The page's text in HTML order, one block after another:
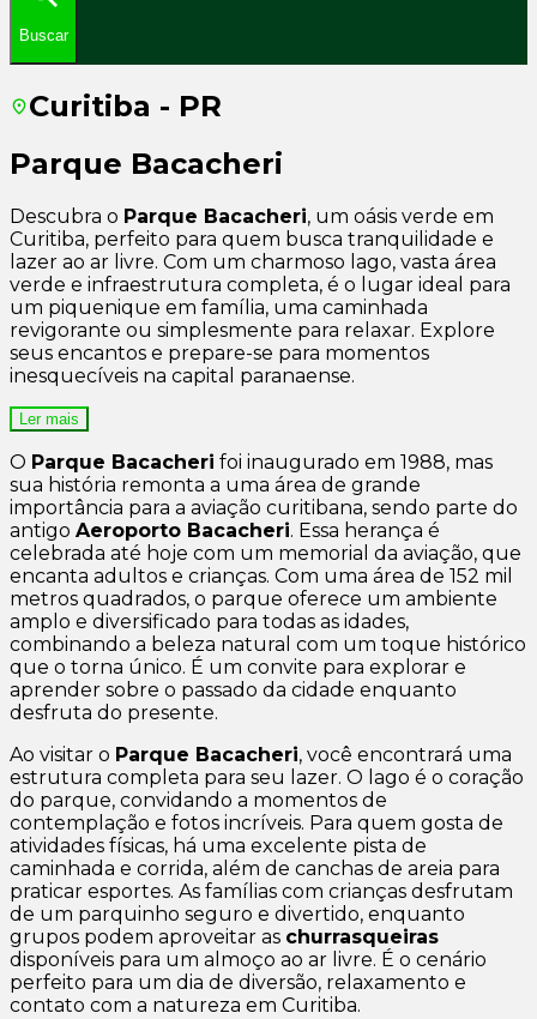
Buscar
Curitiba - PR
Parque Bacacheri
Descubra o Parque Bacacheri, um oásis verde em
Curitiba, perfeito para quem busca tranquilidade e
lazer ao ar livre. Com um charmoso lago, vasta área
verde e infraestrutura completa, é o lugar ideal para
um piquenique em família, uma caminhada
revigorante ou simplesmente para relaxar. Explore
seus encantos e prepare-se para momentos
inesquecíveis na capital paranaense.
Ler mais
O Parque Bacacheri foi inaugurado em 1988, mas
sua história remonta a uma área de grande
importância para a aviação curitibana, sendo parte do
antigo Aeroporto Bacacheri. Essa herança é
celebrada até hoje com um memorial da aviação, que
encanta adultos e crianças. Com uma área de 152 mil
metros quadrados, o parque oferece um ambiente
amplo e diversificado para todas as idades,
combinando a beleza natural com um toque histórico
que o torna único. É um convite para explorar e
aprender sobre o passado da cidade enquanto
desfruta do presente.
Ao visitar o Parque Bacacheri, você encontrará uma
estrutura completa para seu lazer. O lago é o coração
do parque, convidando a momentos de
contemplação e fotos incríveis. Para quem gosta de
atividades físicas, há uma excelente pista de
caminhada e corrida, além de canchas de areia para
praticar esportes. As famílias com crianças desfrutam
de um parquinho seguro e divertido, enquanto
grupos podem aproveitar as churrasqueiras
disponíveis para um almoço ao ar livre. É o cenário
perfeito para um dia de diversão, relaxamento e
contato com a natureza em Curitiba.